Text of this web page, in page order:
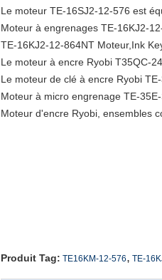
Le moteur TE-16SJ2-12-576 est
Moteur à engrenages TE-16KJ2-
TE-16KJ2-12-864NT Moteur,Ink
Le moteur à encre Ryobi T35QC-
Le moteur de clé à encre Ryobi
Moteur à micro engrenage TE-
Moteur d'encre Ryobi, ensembles
Produit Tag: TE16KM-12-576, TE-